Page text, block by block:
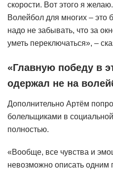
скорости. Вот этого я
Волейбол для многих – это
надо не забывать, что за
уметь переключаться», –
«Главную победу в
одержал не на
Дополнительно Артём
болельщиками в
полностью.
«Вообще, все чувства и
невозможно описать одним